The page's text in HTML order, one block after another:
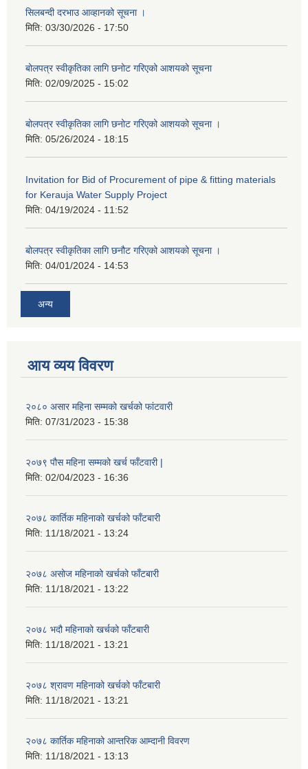
सिलबन्दी दरभाउ आव्हानको सूचना ।
मिति: 03/30/2026 - 17:50
बोलपत्र स्वीकृतिका लागि छनोट गरिएको आशयको सूचना
मिति: 02/09/2025 - 15:02
बोलपत्र स्वीकृतिका लागि छनोट गरिएको आशयको सूचना ।
मिति: 05/26/2024 - 18:15
Invitation for Bid of Procurement of pipe & fitting materials
for Kerauja Water Supply Project
मिति: 04/19/2024 - 11:52
बोलपत्र स्वीकृतिका लागि छनौट गरिएको आशयको सूचना ।
मिति: 04/01/2024 - 14:53
अन्य
आय व्यय विवरण
२०८० असार महिना सम्मको खर्चको फांटवारी
मिति: 07/31/2023 - 15:38
२०७९ पौस महिना सम्मको खर्च फाँटवारी |
मिति: 02/04/2023 - 16:36
२०७८ कार्तिक महिनाको खर्चको फाँटबारी
मिति: 11/18/2021 - 13:24
२०७८ असोज महिनाको खर्चको फाँटबारी
मिति: 11/18/2021 - 13:22
२०७८ भदौ महिनाको खर्चको फाँटबारी
मिति: 11/18/2021 - 13:21
२०७८ श्रावण महिनाको खर्चको फाँटबारी
मिति: 11/18/2021 - 13:21
२०७८ कार्तिक महिनाको आन्तरिक आम्दानी विवरण
मिति: 11/18/2021 - 13:13